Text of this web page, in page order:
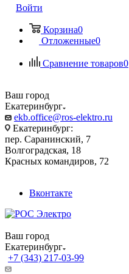
Войти
Корзина0
Отложенные0
Сравнение товаров0
Ваш город
Екатеринбург
ekb.office@ros-elektro.ru
Екатеринбург:
пер. Саранинский, 7
Волгоградская, 18
Красных командиров, 72
Вконтакте
Ваш город
Екатеринбург
+7 (343) 217-03-99